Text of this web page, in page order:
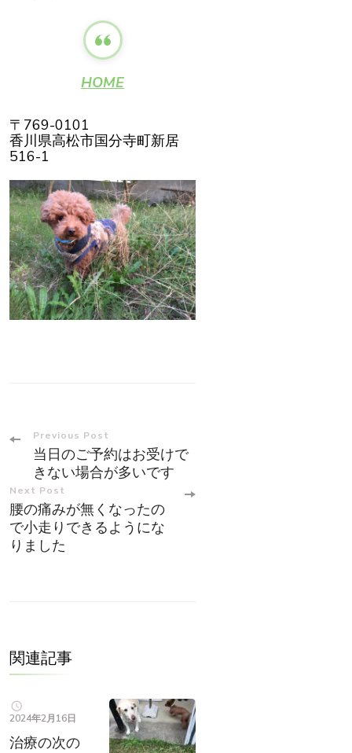
HOME
〒769-0101
香川県高松市国分寺町新居
516-1
Post
Navigation
Previous Post
当日のご予約はお受けで
きない場合が多いです
Next Post
腰の痛みが無くなったの
で小走りできるようにな
りました
関連記事
2024年2月16日
治療の次の